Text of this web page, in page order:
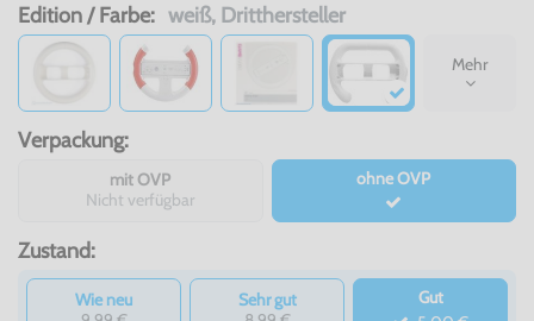
Edition / Farbe: weiß, Dritthersteller
Mehr
Verpackung:
mit OVP
Nicht verfügbar
ohne OVP
Zustand:
Wie neu
Sehr gut
Gut